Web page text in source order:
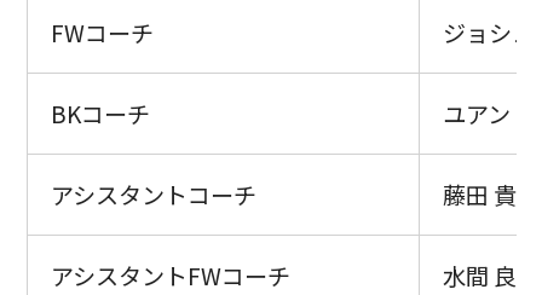
FWコーチ ジョシ
BKコーチ ユアン
アシスタントコーチ 藤田 貴大
アシスタントFWコーチ 水間 良武